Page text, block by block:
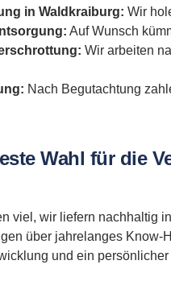
in Waldkraiburg: Wir
Auf Wunsch
Wir arbeiten
Nach Begutachtung
Wahl für die
viel, wir liefern nachhaltig
über jahrelanges
und ein